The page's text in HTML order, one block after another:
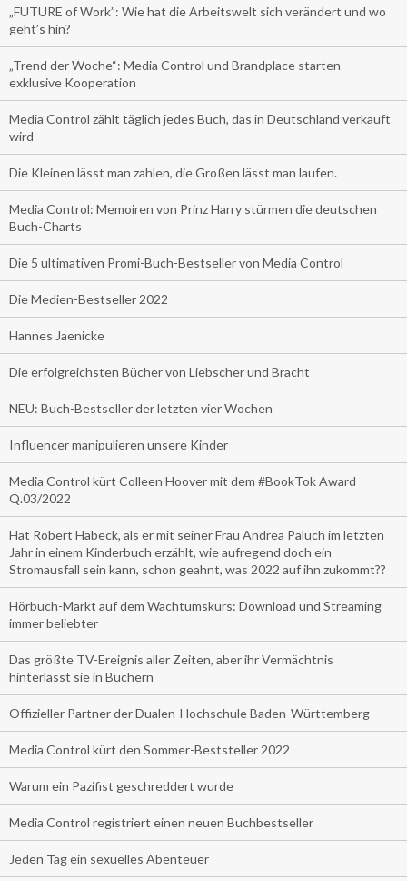
„FUTURE of Work”: Wie hat die Arbeitswelt sich verändert und wo
geht’s hin?
„Trend der Woche“: Media Control und Brandplace starten
exklusive Kooperation
Media Control zählt täglich jedes Buch, das in Deutschland verkauft
wird
Die Kleinen lässt man zahlen, die Großen lässt man laufen.
Media Control: Memoiren von Prinz Harry stürmen die deutschen
Buch-Charts
Die 5 ultimativen Promi-Buch-Bestseller von Media Control
Die Medien-Bestseller 2022
Hannes Jaenicke
Die erfolgreichsten Bücher von Liebscher und Bracht
NEU: Buch-Bestseller der letzten vier Wochen
Influencer manipulieren unsere Kinder
Media Control kürt Colleen Hoover mit dem #BookTok Award
Q.03/2022
Hat Robert Habeck, als er mit seiner Frau Andrea Paluch im letzten
Jahr in einem Kinderbuch erzählt, wie aufregend doch ein
Stromausfall sein kann, schon geahnt, was 2022 auf ihn zukommt??
Hörbuch-Markt auf dem Wachtumskurs: Download und Streaming
immer beliebter
Das größte TV-Ereignis aller Zeiten, aber ihr Vermächtnis
hinterlässt sie in Büchern
Offizieller Partner der Dualen-Hochschule Baden-Württemberg
Media Control kürt den Sommer-Beststeller 2022
Warum ein Pazifist geschreddert wurde
Media Control registriert einen neuen Buchbestseller
Jeden Tag ein sexuelles Abenteuer